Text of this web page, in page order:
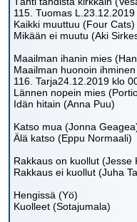
115. Tuomas
Kaikki muuttuu (Four Cats)
Mikään ei muutu (Aki
Maailman ihanin mies
Maailman huonoin
116. Tarja24.12.2019 klo
Lännen nopein mies
Idän hitain (Anna Puu)
Katso mua (Jonna
Älä katso (Eppu Normaali)
Rakkaus on kuollut (Jesse
Rakkaus ei kuollut (Juha
Hengissä (Yö)
Kuolleet (Sotajumala)